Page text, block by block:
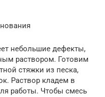
небольшие дефекты,
раствором. Готовим
стяжки из песка,
Раствор кладем в
работы. Чтобы смесь